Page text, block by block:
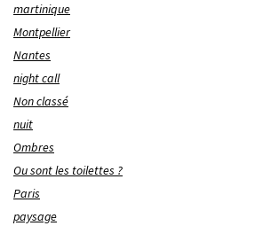
martinique
Montpellier
Nantes
night call
Non classé
nuit
Ombres
Ou sont les toilettes ?
Paris
paysage